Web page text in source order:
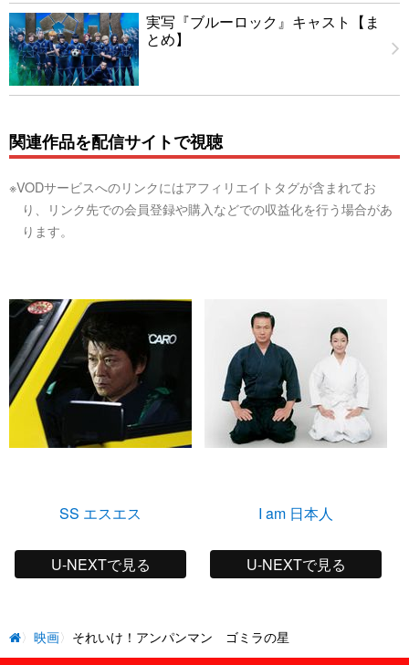
実写『ブルーロック』キャスト【ま
とめ】
関連作品を配信サイトで視聴
※VODサービスへのリンクにはアフィリエイトタグが含まれてお
り、リンク先での会員登録や購入などでの収益化を行う場合があ
ります。
SS エスエス
U-NEXTで見る
I am 日本人
U-NEXTで見る
映画 それいけ！アンパンマン ゴミラの星